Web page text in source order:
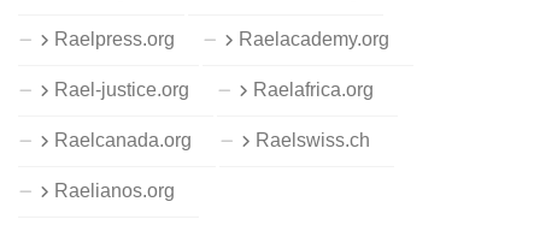
Raelpress.org Raelacademy.org
Rael-justice.org Raelafrica.org
Raelcanada.org Raelswiss.ch
Raelianos.org